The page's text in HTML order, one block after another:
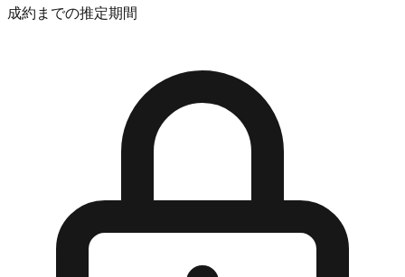
成約までの推定期間